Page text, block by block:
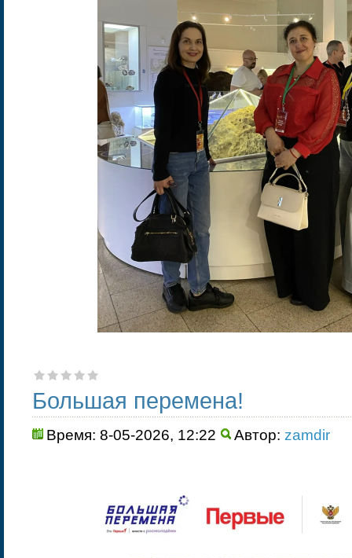
Большая перемена!
Время: 8-05-2026, 12:22 Автор: zamdir